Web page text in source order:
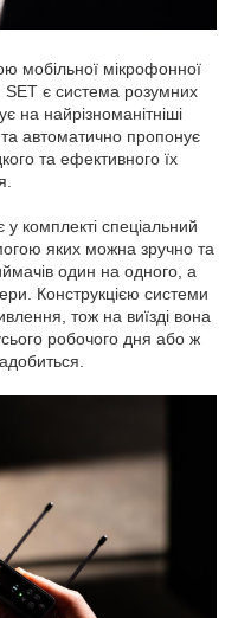
мобільної мікрофонної
є система розумних
на найрізноманітніші
автоматично пропонує
та ефективного їх
комплекті спеціальний
яких можна зручно та
один на одного, а
Конструкцією системи
тож на виїзді вона
робочого дня або ж